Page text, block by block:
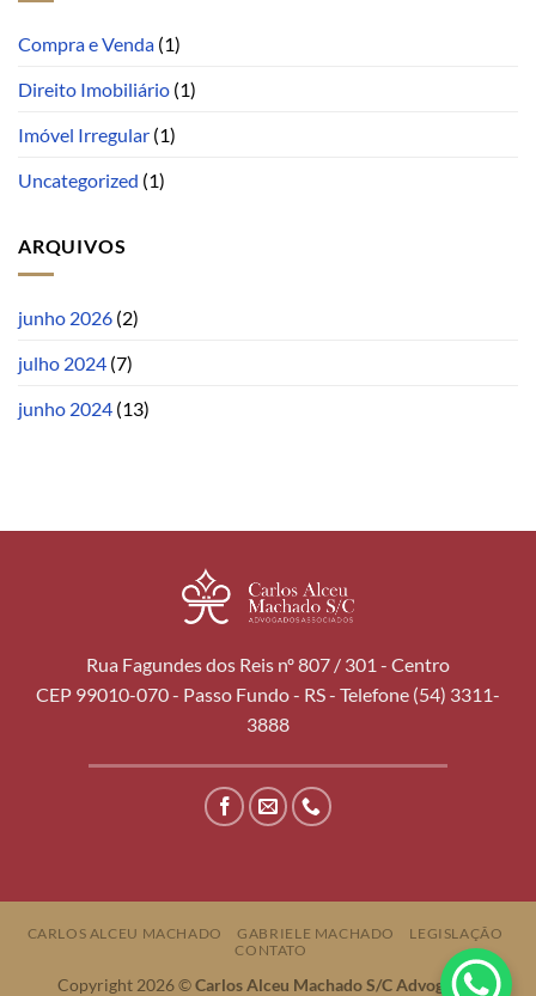
Compra e Venda (1)
Direito Imobiliário (1)
Imóvel Irregular (1)
Uncategorized (1)
ARQUIVOS
junho 2026 (2)
julho 2024 (7)
junho 2024 (13)
Rua Fagundes dos Reis nº 807 / 301 - Centro
CEP 99010-070 - Passo Fundo - RS - Telefone (54) 3311-
3888
CARLOS ALCEU MACHADO GABRIELE MACHADO
LEGISLAÇÃO
CONTATO
Copyright 2026 ©Carlos Alceu Machado S/C Advogados